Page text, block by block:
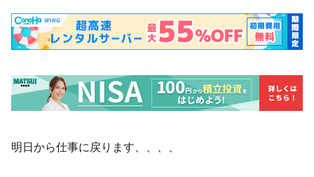
明日から仕事に戻ります、、、、